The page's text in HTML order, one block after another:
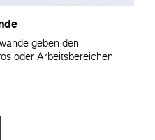
geben den
oder Arbeitsbereichen